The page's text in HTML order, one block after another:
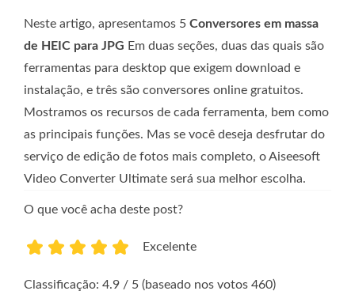
Neste artigo, apresentamos 5 Conversores em massa
de HEIC para JPG Em duas seções, duas das quais são
ferramentas para desktop que exigem download e
instalação, e três são conversores online gratuitos.
Mostramos os recursos de cada ferramenta, bem como
as principais funções. Mas se você deseja desfrutar do
serviço de edição de fotos mais completo, o Aiseesoft
Video Converter Ultimate será sua melhor escolha.
O que você acha deste post?
Excelente
Classificação: 4.9 / 5 (baseado nos votos 460)